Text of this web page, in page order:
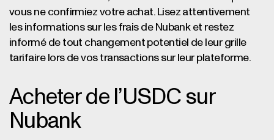
vous ne confirmiez votre achat. Lisez attentivement
les informations sur les frais de Nubank et restez
informé de tout changement potentiel de leur grille
tarifaire lors de vos transactions sur leur plateforme.
Acheter de l’USDC sur
Nubank